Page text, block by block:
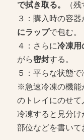
で拭き取る。
（
３：購入時の容器
にラップで包む。
４：さらに冷凍用
がら密封する。
５：平らな状態で
※急速冷凍の機能
のトレイにのせて
冷凍すると見分
部位などを書いて